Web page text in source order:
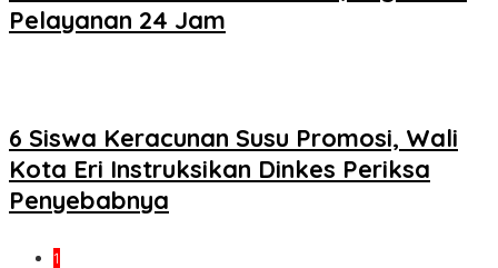
Pelayanan 24 Jam
6 Siswa Keracunan Susu Promosi, Wali
Kota Eri Instruksikan Dinkes Periksa
Penyebabnya
1